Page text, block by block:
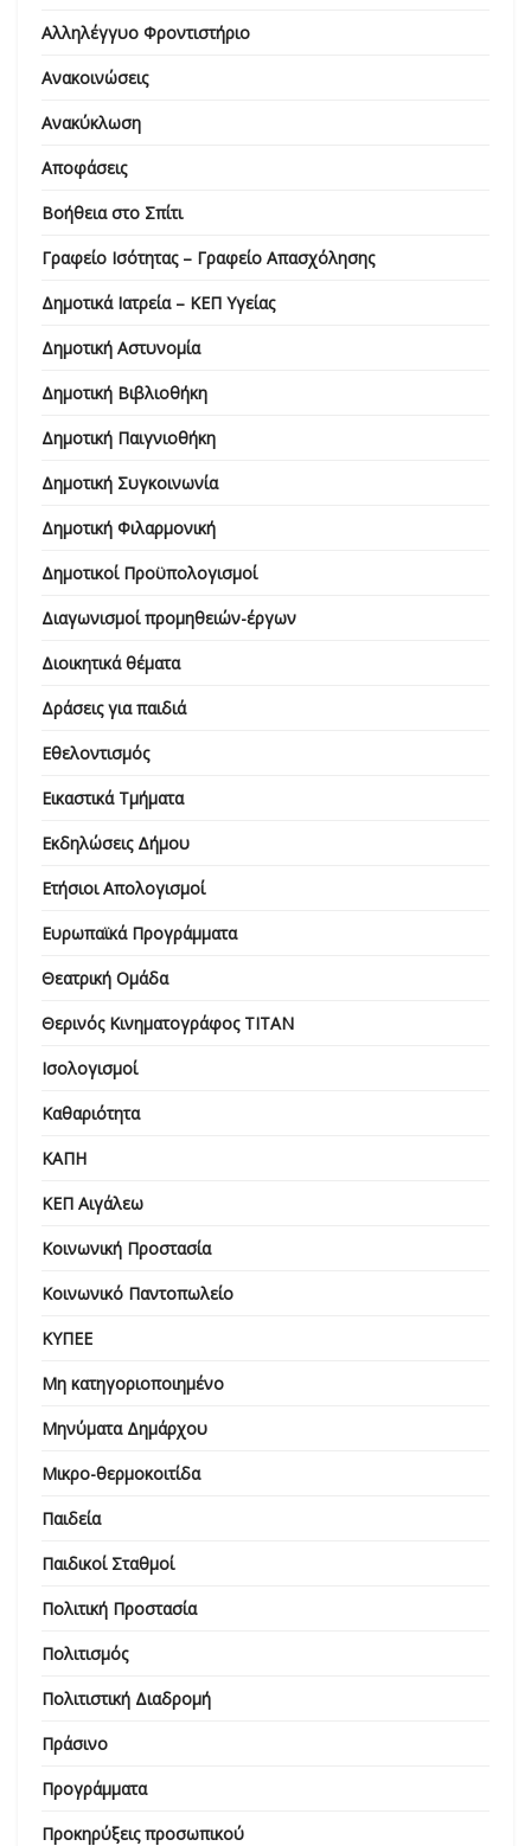
Αλληλέγγυο Φροντιστήριο
Ανακοινώσεις
Ανακύκλωση
Αποφάσεις
Βοήθεια στο Σπίτι
Γραφείο Ισότητας – Γραφείο Απασχόλησης
Δημοτικά Ιατρεία – ΚΕΠ Υγείας
Δημοτική Αστυνομία
Δημοτική Βιβλιοθήκη
Δημοτική Παιγνιοθήκη
Δημοτική Συγκοινωνία
Δημοτική Φιλαρμονική
Δημοτικοί Προϋπολογισμοί
Διαγωνισμοί προμηθειών-έργων
Διοικητικά θέματα
Δράσεις για παιδιά
Εθελοντισμός
Εικαστικά Τμήματα
Εκδηλώσεις Δήμου
Ετήσιοι Απολογισμοί
Ευρωπαϊκά Προγράμματα
Θεατρική Ομάδα
Θερινός Κινηματογράφος ΤΙΤΑΝ
Ισολογισμοί
Καθαριότητα
ΚΑΠΗ
ΚΕΠ Αιγάλεω
Κοινωνική Προστασία
Κοινωνικό Παντοπωλείο
ΚΥΠΕΕ
Μη κατηγοριοποιημένο
Μηνύματα Δημάρχου
Μικρο-θερμοκοιτίδα
Παιδεία
Παιδικοί Σταθμοί
Πολιτική Προστασία
Πολιτισμός
Πολιτιστική Διαδρομή
Πράσινο
Προγράμματα
Προκηρύξεις προσωπικού